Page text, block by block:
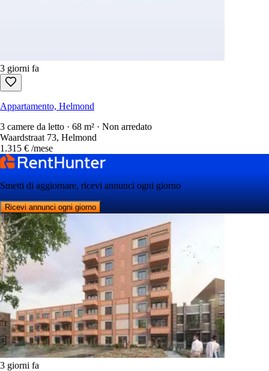
3 giorni fa
Appartamento, Helmond
3 camere da letto · 68 m² · Non arredato
Waardstraat 73, Helmond
1.315 € /mese
Smetti di aggiornare, ricevi annunci ogni giorno
Ricevi annunci ogni giorno
3 giorni fa